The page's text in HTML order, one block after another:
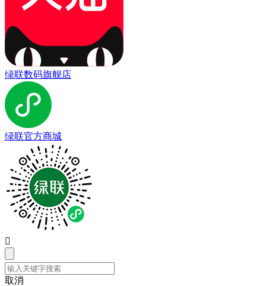
绿联数码旗舰店
绿联官方商城

取消